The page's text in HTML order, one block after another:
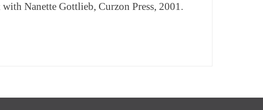
Nanette Gottlieb, Curzon Press, 2001.